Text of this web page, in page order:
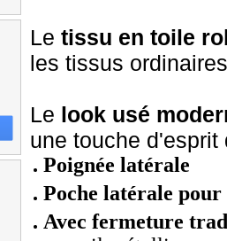
Le tissu en toile
les tissus
Le look usé
une touche d'esprit
Poignée latérale
Poche latérale
Avec fermeture